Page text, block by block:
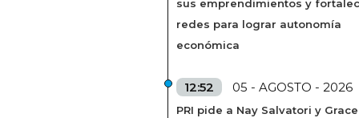
sus emprendimientos y
redes para lograr autonomía
económica
12:52 05 - AGOSTO - 2026
PRI pide a Nay Salvatori y Grace